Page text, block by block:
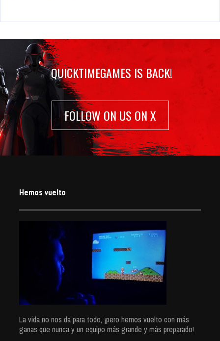
QUICKTIMEGAMES IS BACK!
FOLLOW ON US ON X
Hemos vuelto
La vida no nos da para todo, ¡pero hemos vuelto con más
ganas que nunca y un equipo más grande y más preparado!